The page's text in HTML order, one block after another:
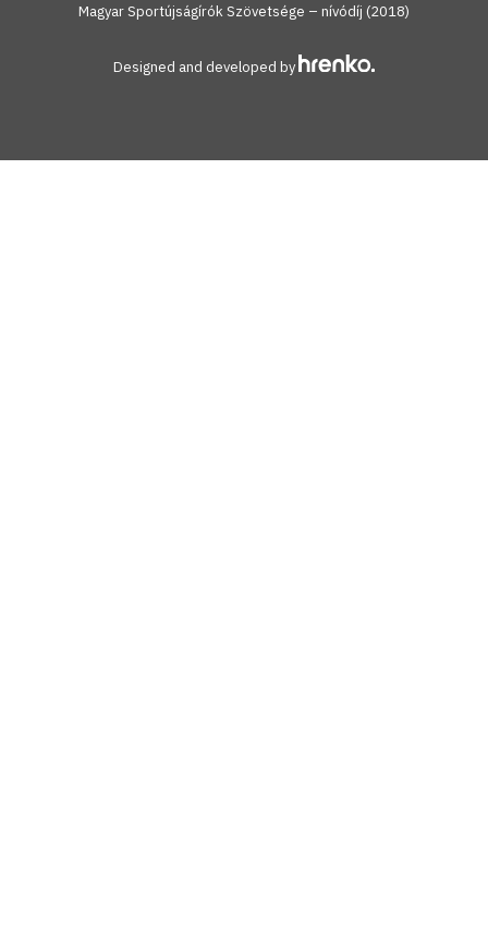
Magyar Sportújságírók Szövetsége – nívódíj (2018)
Designed and developed by